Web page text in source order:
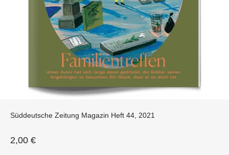
Süddeutsche Zeitung Magazin Heft 44, 2021
Angebot
2,00 €